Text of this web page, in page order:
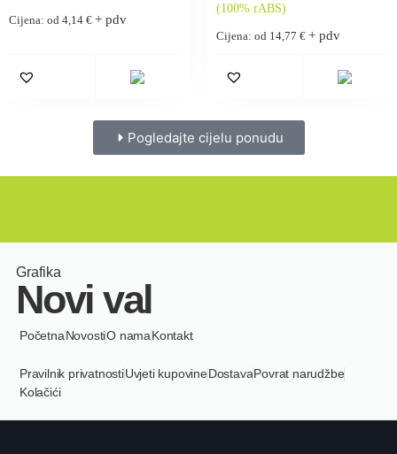
Cijena: od 4,14 € + pdv
(100% rABS)
Cijena: od 14,77 € + pdv
Pogledajte cijelu ponudu
Grafika
Novi val
PočetnaNovostiO namaKontakt
Pravilnik privatnostiUvjeti kupovineDostavaPovrat narudžbe
Kolačići